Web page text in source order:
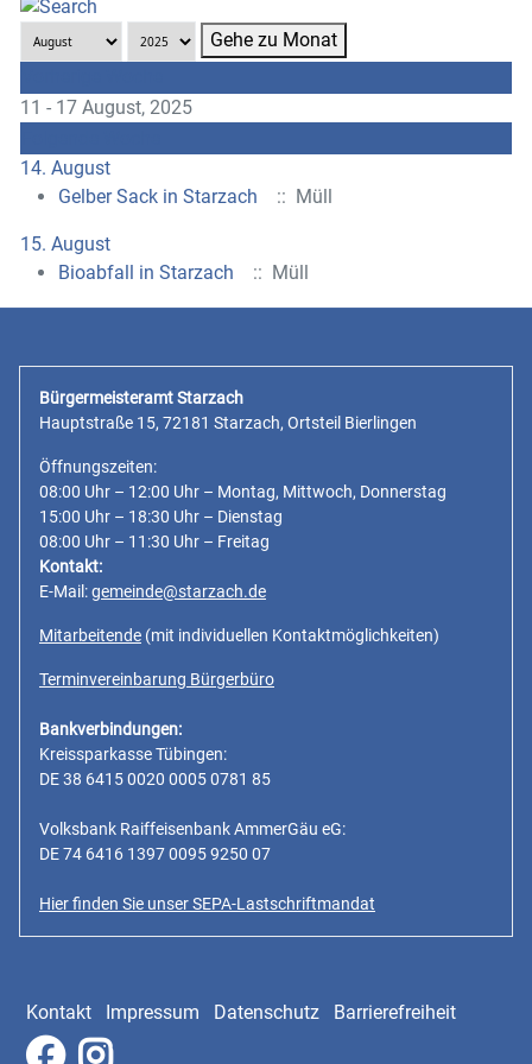
Gehe zu Monat
11 - 17 August, 2025
14. August
Gelber Sack in Starzach
:: Müll
15. August
Bioabfall in Starzach
:: Müll
Bürgermeisteramt Starzach
Hauptstraße 15, 72181 Starzach, Ortsteil Bierlingen
Öffnungszeiten:
08:00 Uhr – 12:00 Uhr – Montag, Mittwoch, Donnerstag
15:00 Uhr – 18:30 Uhr – Dienstag
08:00 Uhr – 11:30 Uhr – Freitag
Kontakt:
E-Mail:gemeinde@starzach.de
Mitarbeitende (mit individuellen Kontaktmöglichkeiten)
Terminvereinbarung Bürgerbüro
Bankverbindungen:
Kreissparkasse Tübingen:
DE 38 6415 0020 0005 0781 85
Volksbank Raiffeisenbank AmmerGäu eG:
DE 74 6416 1397 0095 9250 07
Hier finden Sie unser SEPA-Lastschriftmandat
Kontakt Impressum Datenschutz Barrierefreiheit